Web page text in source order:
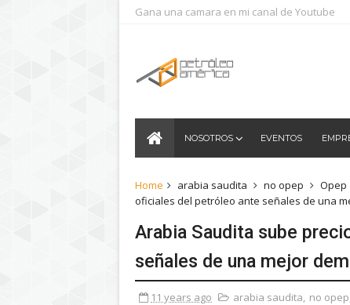
Gana una camara en mi canal de Youtube
NOSOTROS EVENTOS
Home arabia saudita no opep Opep
oficiales del petróleo ante señales de una
Arabia Saudita sube
señales de una mejor
11 years ago arabia saudita, no opep